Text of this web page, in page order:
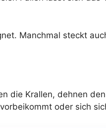
Manchmal steckt
die Krallen, dehnen
oder sich